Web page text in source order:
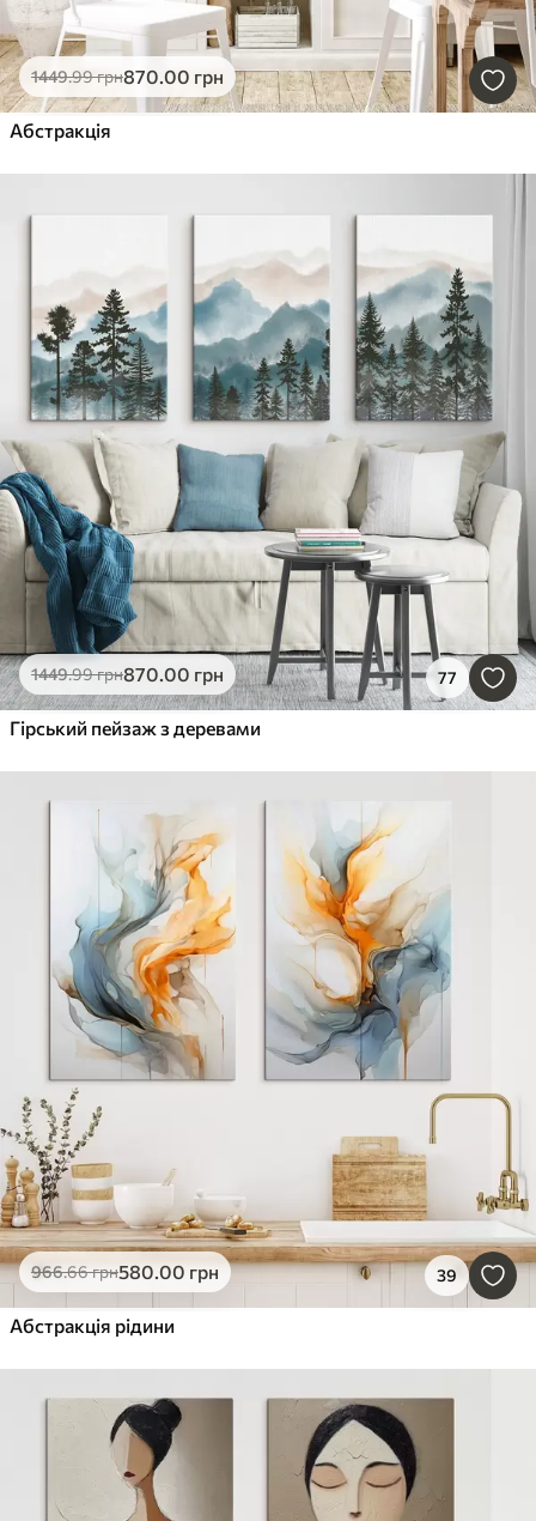
1449.99грн870.00 грн
Абстракція
1449.99грн870.00 грн 77
Гірський пейзаж з деревами
966.66грн580.00 грн 39
Абстракція рідини